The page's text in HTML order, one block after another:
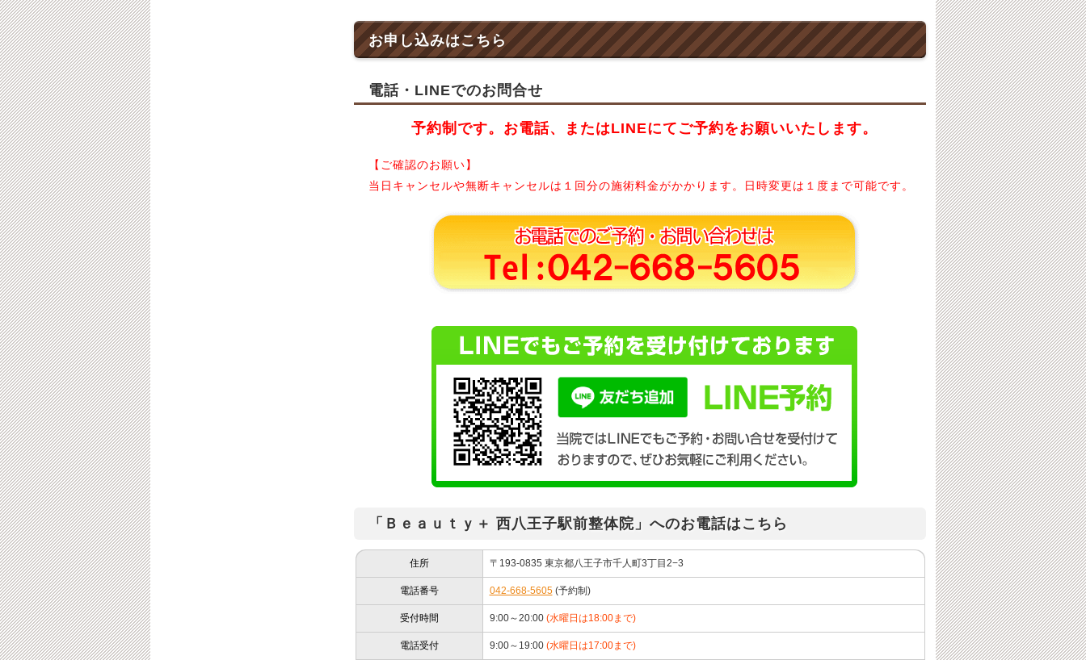
お申し込みはこちら
電話・LINEでのお問合せ
予約制です。お電話、またはLINEにてご予約をお願いいたします。
【ご確認のお願い】
当日キャンセルや無断キャンセルは１回分の施術料金がかかります。日時変更は１度まで可能です。
「Ｂｅａｕｔｙ＋ 西八王子駅前整体院」へのお電話はこちら
住所 〒193-0835 東京都八王子市千人町3丁目2−3
電話番号 042-668-5605(予約制)
受付時間 9:00～20:00 (水曜日は18:00まで)
電話受付 9:00～19:00 (水曜日は17:00まで)